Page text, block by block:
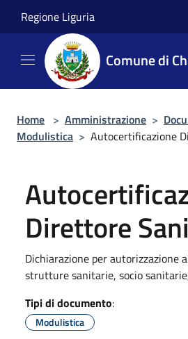
Regione Liguria
Comune di
Home > Amministrazione >
Modulistica > Autocertificazione
Direttore
Dichiarazione per autorizzazione
strutture sanitarie, socio
Tipi di documento:
Modulistica